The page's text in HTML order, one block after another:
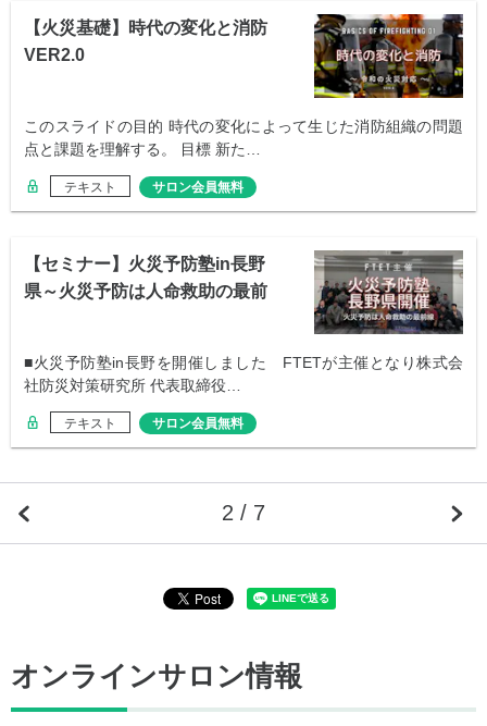
【火災基礎】時代の変化と消防
VER2.0
このスライドの目的 時代の変化によって生じた消防組織の問題
点と課題を理解する。 目標 新た…
テキスト サロン会員無料
【セミナー】火災予防塾in長野
県～火災予防は人命救助の最前
■火災予防塾in長野を開催しました FTETが主催となり株式会
社防災対策研究所 代表取締役…
テキスト サロン会員無料
2 / 7
オンラインサロン情報